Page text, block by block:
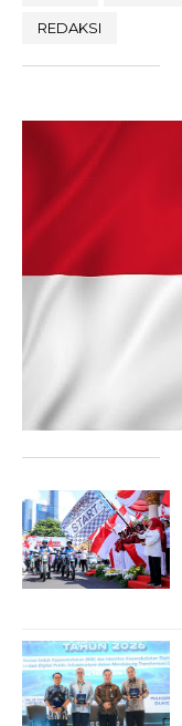
REDAKSI